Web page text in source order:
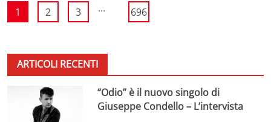
1 2 3 ... 696
ARTICOLI RECENTI
“Odio” è il nuovo singolo di
Giuseppe Condello – L’intervista